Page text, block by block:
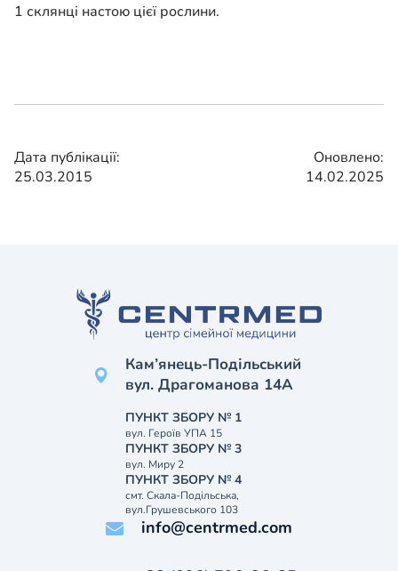
1 склянці настою цієї рослини.
Дата публікації:
25.03.2015
Оновлено:
14.02.2025
Кам’янець-Подільський
вул. Драгоманова 14А
ПУНКТ ЗБОРУ № 1
вул. Героїв УПА 15
ПУНКТ ЗБОРУ № 3
вул. Миру 2
ПУНКТ ЗБОРУ № 4
смт. Скала-Подільська,
вул.Грушевського 103
info@centrmed.com